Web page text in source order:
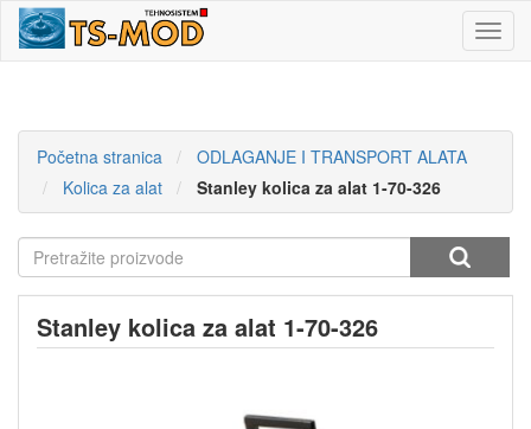
Početna stranica
ODLAGANJE I TRANSPORT ALATA
Kolica za alat
Stanley kolica za alat 1-70-326
Stanley kolica za alat 1-70-326